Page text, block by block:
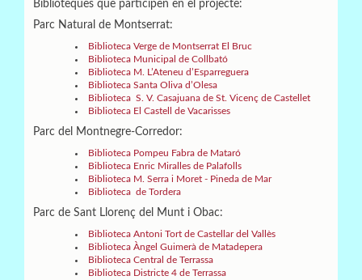
Biblioteques que participen en el projecte:
Parc Natural de Montserrat:
Biblioteca Verge de Montserrat El Bruc
Biblioteca Municipal de Collbató
Biblioteca M. L’Ateneu d’Esparreguera
Biblioteca Santa Oliva d’Olesa
Biblioteca S. V. Casajuana de St. Vicenç de Castellet
Biblioteca El Castell de Vacarisses
Parc del Montnegre-Corredor:
Biblioteca Pompeu Fabra de Mataró
Biblioteca Enric Miralles de Palafolls
Biblioteca M. Serra i Moret - Pineda de Mar
Biblioteca de Tordera
Parc de Sant Llorenç del Munt i Obac:
Biblioteca Antoni Tort de Castellar del Vallès
Biblioteca Àngel Guimerà de Matadepera
Biblioteca Central de Terrassa
Biblioteca Districte 4 de Terrassa